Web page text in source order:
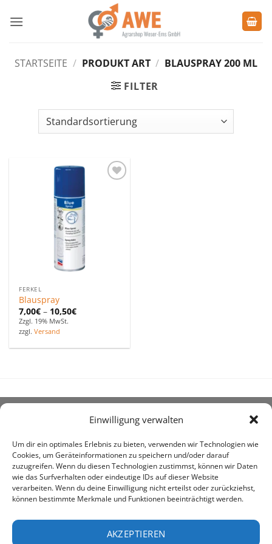
Einwilligung verwalten
Um dir ein optimales Erlebnis zu bieten, verwenden wir Technologien wie
Cookies, um Geräteinformationen zu speichern und/oder darauf
zuzugreifen. Wenn du diesen Technologien zustimmst, können wir Daten
wie das Surfverhalten oder eindeutige IDs auf dieser Website
verarbeiten. Wenn du deine Einwilligung nicht erteilst oder zurückziehst,
können bestimmte Merkmale und Funktionen beeinträchtigt werden.
AKZEPTIEREN
Inhalt
STARTSEITE / PRODUKT ART / BLAUSPRAY 200 ML
FILTER
FERKEL
Blauspray
7,00€ – 10,50€
Zzgl. 19% MwSt.
zzgl.Versand
um den Kauf landwirtschaftlicher Bedarfsartikel geht.